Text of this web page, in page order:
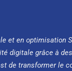
et en optimisation
digitale grâce à
de transformer le